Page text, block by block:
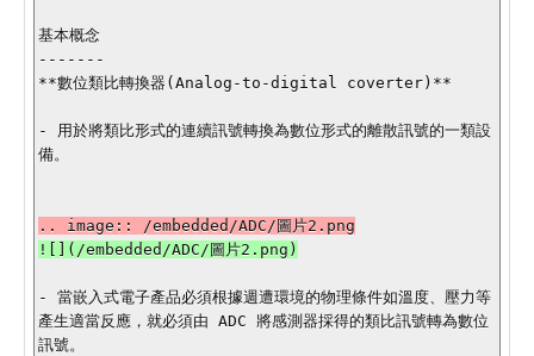
基本概念
-------
**數位類比轉換器(Analog-to-digital coverter)**
- 用於將類比形式的連續訊號轉換為數位形式的離散訊號的一類設
備。
- 當嵌入式電子產品必須根據週遭環境的物理條件如溫度、壓力等
產生適當反應，就必須由 ADC 將感測器採得的類比訊號轉為數位
訊號。